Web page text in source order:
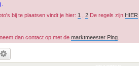
bij te plaatsen vindt je hier: 1 2De regels zijn HIER
dan contact op met de marktmeester Ping.